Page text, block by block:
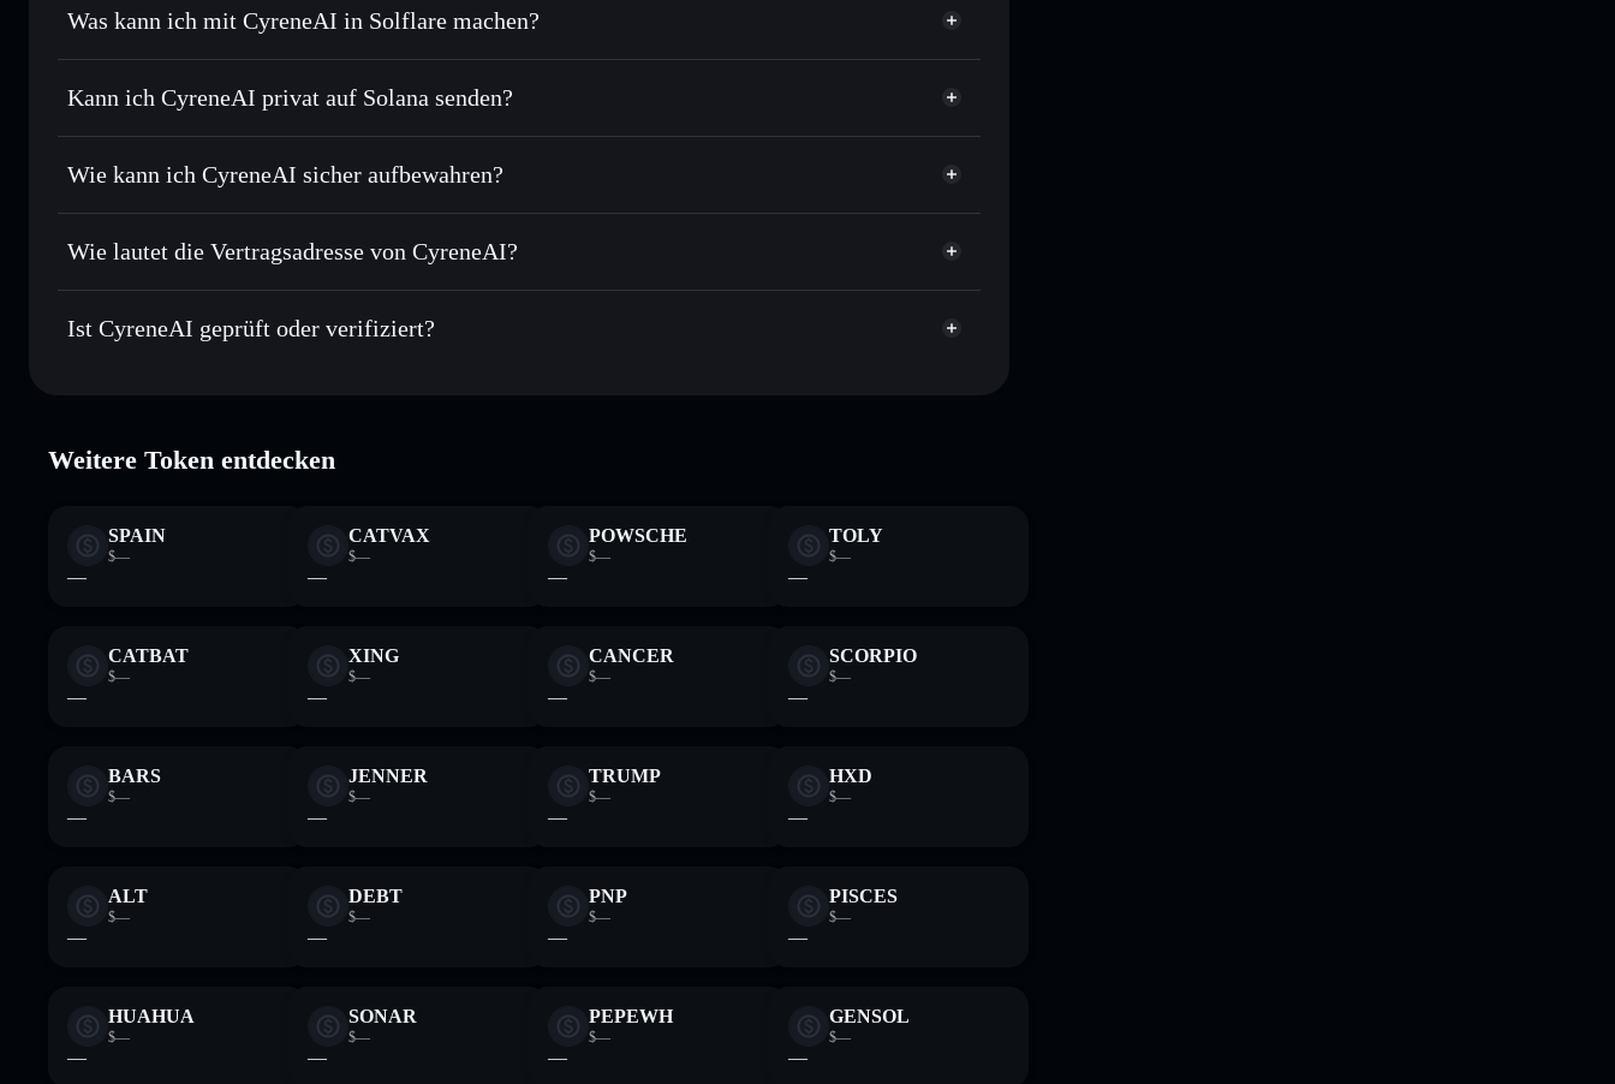
Was kann ich mit CyreneAI in Solflare machen?
CyreneAI
Solflare-Wallet
Sofort tauschen– handle CYAI gegen SOL, USDC oder Tausende anderer Solana-Tokens mit intelligentem Order
Durchschnittskosteneffekt nutzen – Schritt für Schritt per Durchschnittskosteneffekt in CYAI einsteigen
Privat senden– übertrage CYAI, ohne Wallets öffentlich zu verknüpfen, mithilfe des in Solflare integrierten Privacy
Aggregators
Kann ich CyreneAI privat auf Solana senden?
Solflare-Wallet Privacy Aggregator CyreneAI
Wie kann ich CyreneAI sicher aufbewahren?
CyreneAI nicht verwahrenden Wallet Solflare
Privacy Aggregator
Wie lautet die Vertragsadresse von CyreneAI?
CyreneAI
6Tph3SxbAW12BSJdCevVV9Zujh97X69d5MJ4XjwKmray
Solflare-
Ist CyreneAI geprüft oder verifiziert?
Weitere Token entdecken
SPAIN
$—
—
CATVAX
$—
—
POWSCHE
$—
—
TOLY
$—
—
CATBAT
$—
—
XING
$—
—
CANCER
$—
—
SCORPIO
$—
—
BARS
$—
—
JENNER
$—
—
TRUMP
$—
—
HXD
$—
—
ALT
$—
—
DEBT
$—
—
PNP
$—
—
PISCES
$—
—
HUAHUA
$—
—
SONAR
$—
—
PEPEWH
$—
—
GENSOL
$—
—